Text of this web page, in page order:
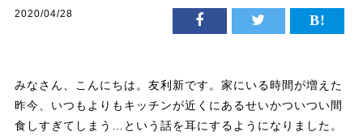
2020/04/28
みなさん、こんにちは。友利新です。家にいる時間が増えた
昨今、いつもよりもキッチンが近くにあるせいかついつい間
食しすぎてしまう…という話を耳にするようになりました。